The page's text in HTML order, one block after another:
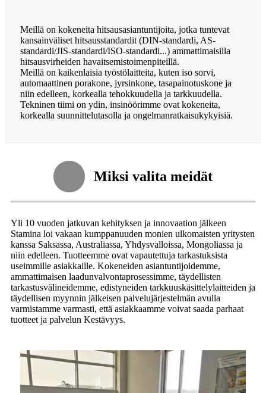
Meillä on kokeneita hitsausasiantuntijoita, jotka tuntevat
kansainväliset hitsausstandardit (DIN-standardi, AS-
standardi/JIS-standardi/ISO-standardi...) ammattimaisilla
hitsausvirheiden havaitsemistoimenpiteillä.
Meillä on kaikenlaisia ​​työstölaitteita, kuten iso sorvi,
automaattinen porakone, jyrsinkone, tasapainotuskone ja
niin edelleen, korkealla tehokkuudella ja tarkkuudella.
Tekninen tiimi on ydin, insinöörimme ovat kokeneita,
korkealla suunnittelutasolla ja ongelmanratkaisukykyisiä.
Miksi valita meidät
Yli 10 vuoden jatkuvan kehityksen ja innovaation jälkeen
Stamina loi vakaan kumppanuuden monien ulkomaisten yritysten
kanssa Saksassa, Australiassa, Yhdysvalloissa, Mongoliassa ja
niin edelleen. Tuotteemme ovat vapautettuja tarkastuksista
useimmille asiakkaille. Kokeneiden asiantuntijoidemme,
ammattimaisen laadunvalvontaprosessimme, täydellisten
tarkastusvälineidemme, edistyneiden tarkkuuskäsittelylaitteiden ja
täydellisen myynnin jälkeisen palvelujärjestelmän avulla
varmistamme varmasti, että asiakkaamme voivat saada parhaat
tuotteet ja palvelun Kestävyys.